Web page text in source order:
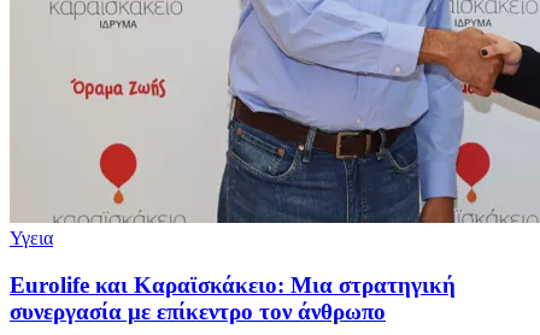
Υγεια
Eurolife και Καραϊσκάκειο: Μια στρατηγική
συνεργασία με επίκεντρο τον άνθρωπο